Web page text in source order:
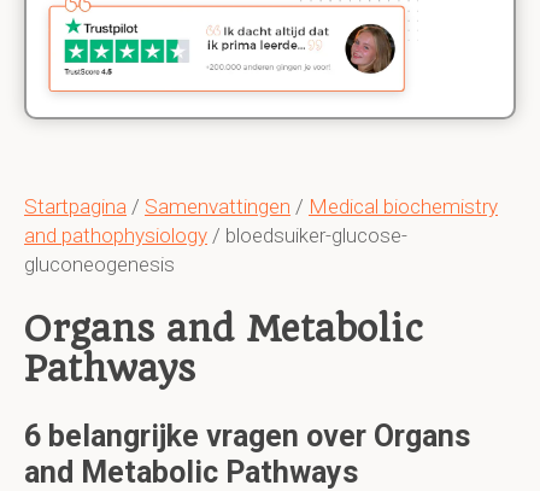
Startpagina / Samenvattingen / Medical biochemistry
and pathophysiology / bloedsuiker-glucose-
gluconeogenesis
Organs and Metabolic
Pathways
6 belangrijke vragen over Organs
and Metabolic Pathways